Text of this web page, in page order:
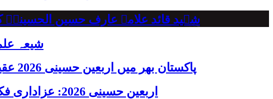
شہید قائد علامہ عارف حسین الحسینیؒ کی 38ویں برسی پر قائد ملت جعفریہ پاکستان علامہ ساجد علی نقوی کا
شیعہ
پاکستان بھر میں اربعین حسینی 2026 عقیدت، اتحاد اور جوش و جذبے کے ساتھ منایا گیا، لاکھوں عزادار جلوسوں میں شریک
اربعین حسینی 2026: عزاداری فکر حسینی کی ترویج کا ذریعہ ہے، قائد ملت جعفریہ آیت اللہ سید ساجد علی نقوی